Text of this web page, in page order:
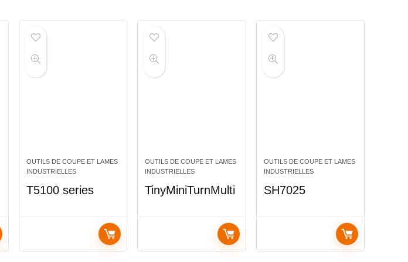
OUTILS DE COUPE ET LAMES
INDUSTRIELLES
T5100 series
OUTILS DE COUPE ET LAMES
INDUSTRIELLES
TinyMiniTurnMulti
OUTILS DE COUPE ET LAMES
INDUSTRIELLES
SH7025